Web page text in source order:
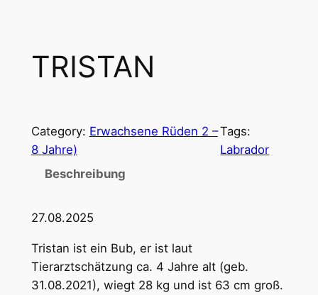
TRISTAN
Category: Erwachsene Rüden 2 –
8 Jahre)
Tags:
Labrador
Beschreibung
27.08.2025
Tristan ist ein Bub, er ist laut
Tierarztschätzung ca. 4 Jahre alt (geb.
31.08.2021), wiegt 28 kg und ist 63 cm groß.